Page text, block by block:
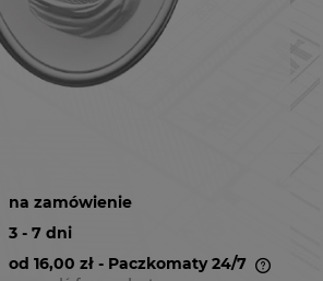
na zamówienie
3 - 7 dni
od 16,00 zł - Paczkomaty 24/7